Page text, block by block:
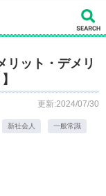
リット・デメリ
更新:2024/07/30
新社会人 一般常識